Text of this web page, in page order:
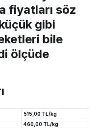
fiyatları söz
gibi
bile
ölçüde
515,00 TL/kg
460,00 TL/kg